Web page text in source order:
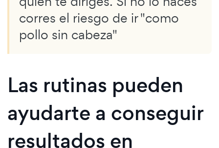
corres el riesgo de ir "como
pollo sin cabeza"
Las rutinas pueden
ayudarte a conseguir
resultados en